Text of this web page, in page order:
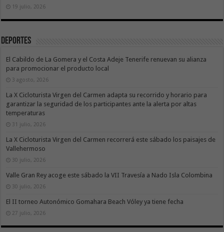
19 julio, 2026
Deportes
El Cabildo de La Gomera y el Costa Adeje Tenerife renuevan su alianza
para promocionar el producto local
3 agosto, 2026
La X Cicloturista Virgen del Carmen adapta su recorrido y horario para
garantizar la seguridad de los participantes ante la alerta por altas
temperaturas
31 julio, 2026
La X Cicloturista Virgen del Carmen recorrerá este sábado los paisajes de
Vallehermoso
30 julio, 2026
Valle Gran Rey acoge este sábado la VII Travesía a Nado Isla Colombina
30 julio, 2026
El II torneo Autonómico Gomahara Beach Vóley ya tiene fecha
27 julio, 2026